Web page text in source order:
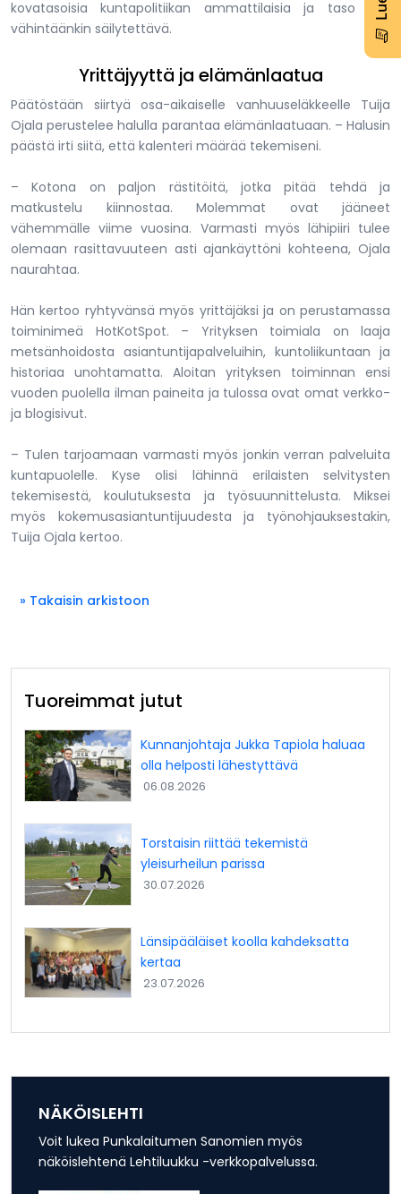
kovatasoisia kuntapolitiikan ammattilaisia ja taso olisi
vähintäänkin säilytettävä.
Yrittäjyyttä ja elämänlaatua
Päätöstään siirtyä osa-aikaiselle vanhuuseläkkeelle Tuija
Ojala perustelee halulla parantaa elämänlaatuaan. – Halusin
päästä irti siitä, että kalenteri määrää tekemiseni.
– Kotona on paljon rästitöitä, jotka pitää tehdä ja
matkustelu kiinnostaa. Molemmat ovat jääneet
vähemmälle viime vuosina. Varmasti myös lähipiiri tulee
olemaan rasittavuuteen asti ajankäyttöni kohteena, Ojala
naurahtaa.
Hän kertoo ryhtyvänsä myös yrittäjäksi ja on perustamassa
toiminimeä HotKotSpot. – Yrityksen toimiala on laaja
metsänhoidosta asiantuntijapalveluihin, kuntoliikuntaan ja
historiaa unohtamatta. Aloitan yrityksen toiminnan ensi
vuoden puolella ilman paineita ja tulossa ovat omat verkko-
ja blogisivut.
– Tulen tarjoamaan varmasti myös jonkin verran palveluita
kuntapuolelle. Kyse olisi lähinnä erilaisten selvitysten
tekemisestä, koulutuksesta ja työsuunnittelusta. Miksei
myös kokemusasiantuntijuudesta ja työnohjauksestakin,
Tuija Ojala kertoo.
» Takaisin arkistoon
Tuoreimmat jutut
Kunnanjohtaja Jukka Tapiola haluaa
olla helposti lähestyttävä
06.08.2026
Torstaisin riittää tekemistä
yleisurheilun parissa
30.07.2026
Länsipääläiset koolla kahdeksatta
kertaa
23.07.2026
NÄKÖISLEHTI
Voit lukea Punkalaitumen Sanomien myös
näköislehtenä Lehtiluukku -verkkopalvelussa.